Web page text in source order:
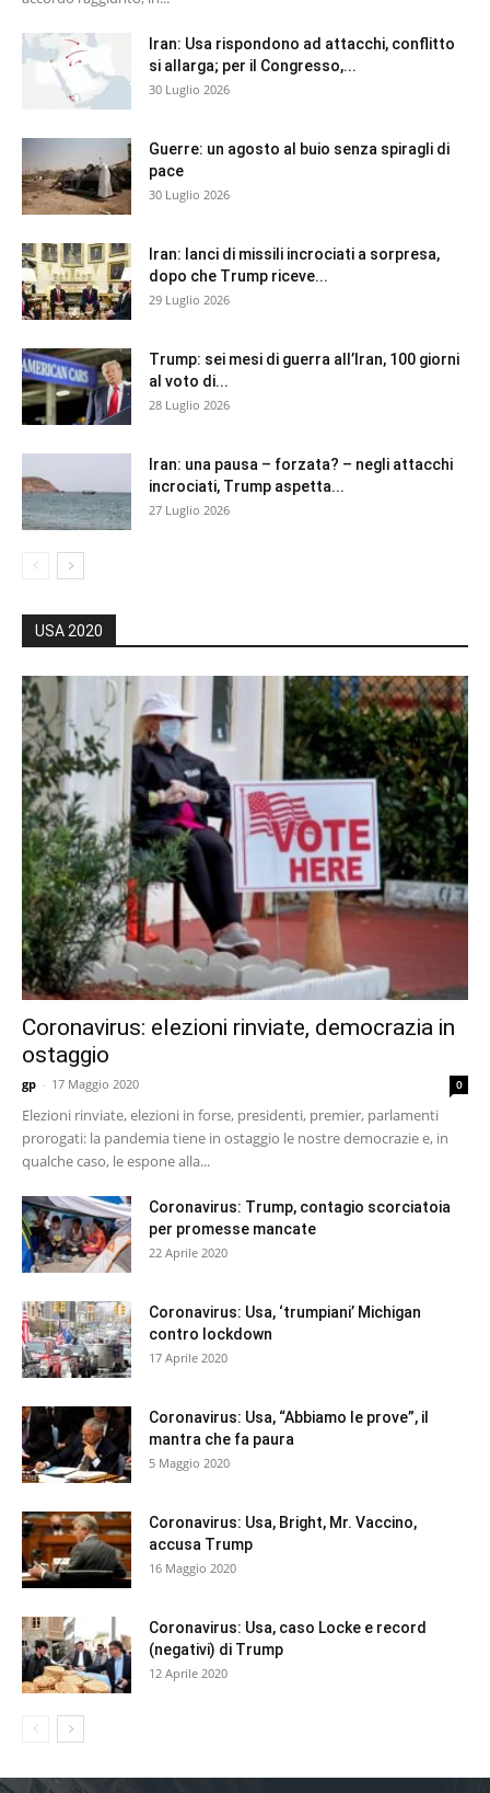
Iran: Usa rispondono ad attacchi, conflitto
si allarga; per il Congresso,...
30 Luglio 2026
Guerre: un agosto al buio senza spiragli di
pace
30 Luglio 2026
Iran: lanci di missili incrociati a sorpresa,
dopo che Trump riceve...
29 Luglio 2026
Trump: sei mesi di guerra all’Iran, 100 giorni
al voto di...
28 Luglio 2026
Iran: una pausa – forzata? – negli attacchi
incrociati, Trump aspetta...
27 Luglio 2026
USA 2020
Coronavirus: elezioni rinviate, democrazia in
ostaggio
gp - 17 Maggio 2020 0
Elezioni rinviate, elezioni in forse, presidenti, premier, parlamenti
prorogati: la pandemia tiene in ostaggio le nostre democrazie e, in
qualche caso, le espone alla...
Coronavirus: Trump, contagio scorciatoia
per promesse mancate
22 Aprile 2020
Coronavirus: Usa, ‘trumpiani’ Michigan
contro lockdown
17 Aprile 2020
Coronavirus: Usa, “Abbiamo le prove”, il
mantra che fa paura
5 Maggio 2020
Coronavirus: Usa, Bright, Mr. Vaccino,
accusa Trump
16 Maggio 2020
Coronavirus: Usa, caso Locke e record
(negativi) di Trump
12 Aprile 2020